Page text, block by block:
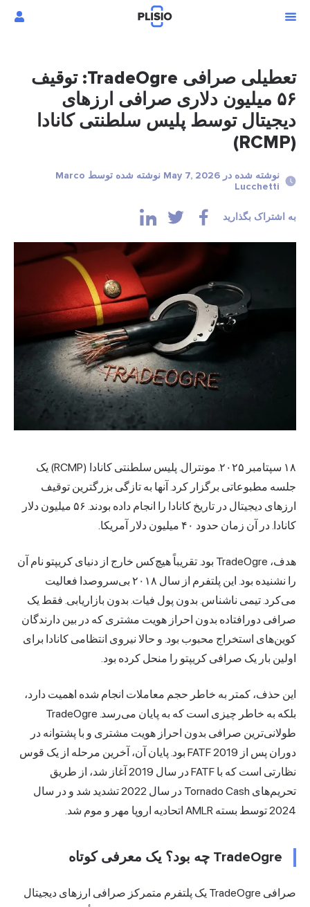
تعطیلی صرافی TradeOgre: توقیف
۵۶ میلیون دلاری صرافی ارزهای
دیجیتال توسط پلیس سلطنتی کانادا
(RCMP)
نوشته شده در May 7, 2026 نوشته شده توسط Marco
Lucchetti
به اشتراک بگذارید
۱۸ سپتامبر ۲۰۲۵. مونترال. پلیس سلطنتی کانادا (RCMP) یک
جلسه مطبوعاتی برگزار کرد. آنها به تازگی بزرگترین توقیف
ارزهای دیجیتال در تاریخ کانادا را انجام داده بودند. ۵۶ میلیون دلار
کانادا. در آن زمان حدود ۴۰ میلیون دلار آمریکا.
هدف، TradeOgre بود. تقریباً هیچ‌کس خارج از دنیای کریپتو نام آن
را نشنیده بود. این پلتفرم از سال ۲۰۱۸ بی‌سروصدا فعالیت
می‌کرد. تیمی ناشناس. بدون پول فیات. بدون بازاریابی. فقط یک
صرافی دورافتاده بدون احراز هویت مشتری که در بین دارندگان
کوین‌های استخراج محبوب بود. و حالا نیروی انتظامی کانادا برای
اولین بار یک صرافی کریپتو را منحل کرده بود.
این حذف، کمتر به خاطر حجم معاملات انجام شده اهمیت دارد،
بلکه به خاطر چیزی است که به پایان می‌رسد. TradeOgre
طولانی‌ترین صرافی بدون احراز هویت مشتری و با پشتوانه در
دوران پس از FATF 2019 بود. پایان آن، آخرین مرحله از یک قوس
نظارتی است که با FATF در سال 2019 آغاز شد، از طریق
تحریم‌های Tornado Cash در سال 2022 تشدید شد و در سال
2024 توسط بسته AMLR اتحادیه اروپا مهر و موم شد.
TradeOgre چه بود؟ یک معرفی کوتاه
صرافی TradeOgre یک پلتفرم متمرکز صرافی ارزهای دیجیتال